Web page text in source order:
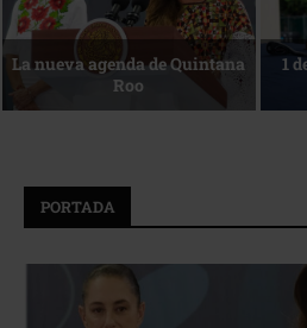
Reconocimiento de viajeros
PORTADA